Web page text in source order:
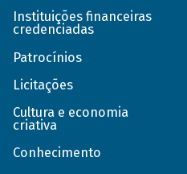
Instituições financeiras
credenciadas
Patrocínios
Licitações
Cultura e economia
criativa
Conhecimento